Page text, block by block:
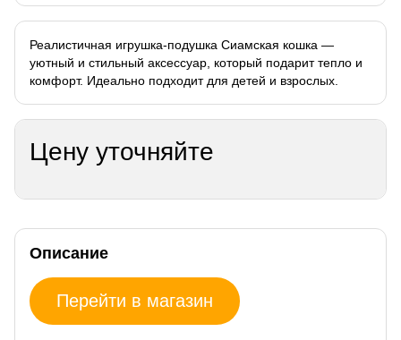
Реалистичная игрушка-подушка Сиамская кошка —
уютный и стильный аксессуар, который подарит тепло и
комфорт. Идеально подходит для детей и взрослых.
Цену уточняйте
Описание
Перейти в магазин